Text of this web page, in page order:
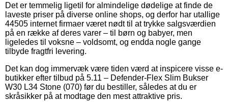
Det er temmelig ligetil for almindelige dødelige at finde de
laveste priser på diverse online shops, og derfor har utallige
44505 internet firmaer været nødt til at trykke salgsværdien
på en række af deres varer – til børn og babyer, men
ligeledes til voksne – voldsomt, og endda nogle gange
tilbyde fragtfri levering.
Det kan dog immervæk være tiden værd at inspicere visse e-
butikker efter tilbud på 5.11 – Defender-Flex Slim Bukser
W30 L34 Stone (070) før du bestiller, således at du er
skråsikker på at modtage den mest attraktive pris.